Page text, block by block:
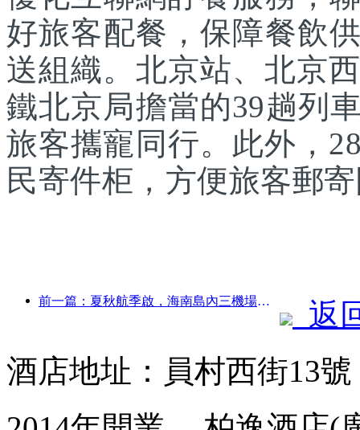
好旅客配餐，保障餐飲
送組織。北京站、北京
鐵北京局擔當的39趟列
旅客攜寵同行。此外，
民寄件柜，方便旅客郵
前一篇：夏秋航季啟，海南島內三機場新增41個通航點
返
酒店地址：員村西街13